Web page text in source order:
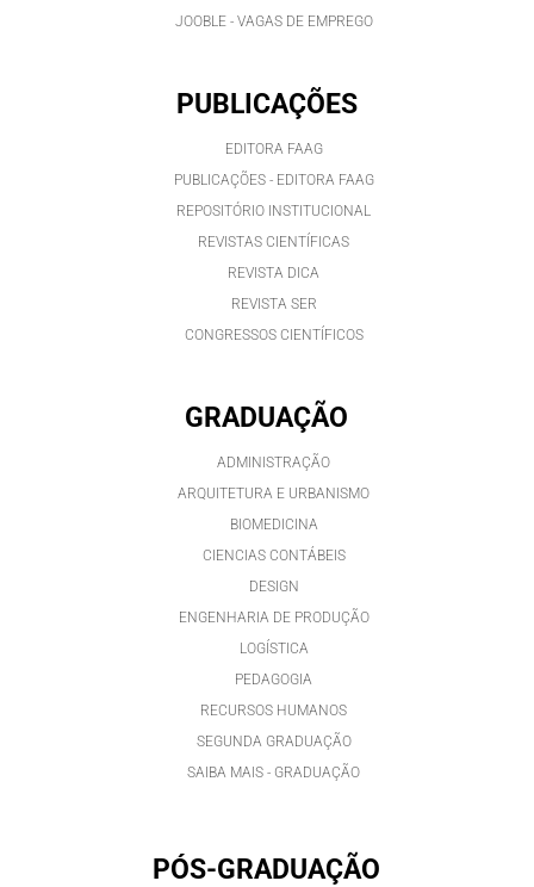
JOOBLE - VAGAS DE EMPREGO
PUBLICAÇÕES
EDITORA FAAG
PUBLICAÇÕES - EDITORA FAAG
REPOSITÓRIO INSTITUCIONAL
REVISTAS CIENTÍFICAS
REVISTA DICA
REVISTA SER
CONGRESSOS CIENTÍFICOS
GRADUAÇÃO
ADMINISTRAÇÃO
ARQUITETURA E URBANISMO
BIOMEDICINA
CIENCIAS CONTÁBEIS
DESIGN
ENGENHARIA DE PRODUÇÃO
LOGÍSTICA
PEDAGOGIA
RECURSOS HUMANOS
SEGUNDA GRADUAÇÃO
SAIBA MAIS - GRADUAÇÃO
PÓS-GRADUAÇÃO